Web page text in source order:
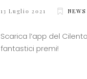
13 Luglio 2021
Scarica l’app del
fantastici premi!